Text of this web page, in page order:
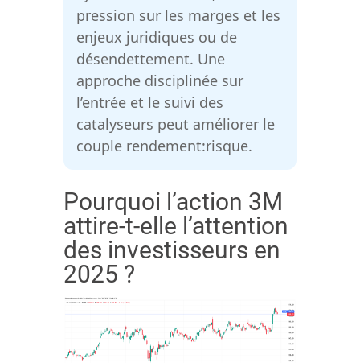
pression sur les marges et les
enjeux juridiques ou de
désendettement. Une
approche disciplinée sur
l’entrée et le suivi des
catalyseurs peut améliorer le
couple rendement:risque.
Pourquoi l’action 3M
attire-t-elle l’attention
des investisseurs en
2025 ?